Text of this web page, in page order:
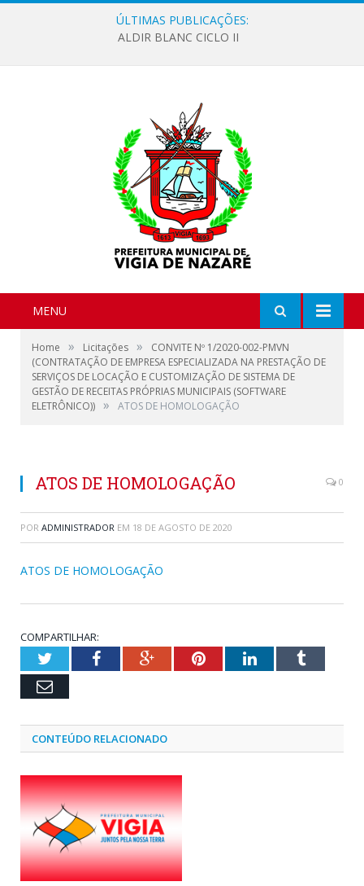
ÚLTIMAS PUBLICAÇÕES:
ALDIR BLANC CICLO II
MENU
Home » Licitações »
CONVITE Nº 1/2020-002-PMVN
(CONTRATAÇÃO DE EMPRESA ESPECIALIZADA NA PRESTAÇÃO DE
SERVIÇOS DE LOCAÇÃO E CUSTOMIZAÇÃO DE SISTEMA DE
GESTÃO DE RECEITAS PRÓPRIAS MUNICIPAIS (SOFTWARE
ELETRÔNICO)) » ATOS DE HOMOLOGAÇÃO
ATOS DE HOMOLOGAÇÃO 0
POR ADMINISTRADOR EM 18 DE AGOSTO DE 2020
ATOS DE HOMOLOGAÇÃO
COMPARTILHAR:
TwitterFacebookGoogle+PinterestLinkedInTumblr
Email
CONTEÚDO RELACIONADO